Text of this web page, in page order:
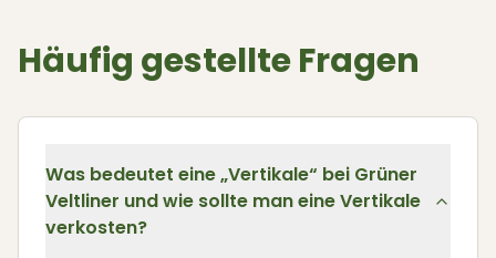
Häufig gestellte Fragen
Was bedeutet eine „Vertikale“ bei Grüner
Veltliner und wie sollte man eine Vertikale
verkosten?